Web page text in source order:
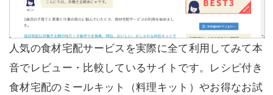
人気の食材宅配サービスを実際に全て利用してみて本
音でレビュー・比較しているサイトです。レシピ付き
食材宅配のミールキット（料理キット）やお得なお試